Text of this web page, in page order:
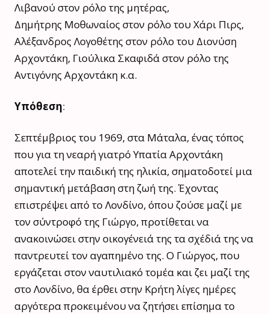
Λιβανού στον ρόλο της μητέρας,
Δημήτρης Μοθωναίος στον ρόλο του Χάρι Πιρς,
Αλέξανδρος Λογοθέτης στον ρόλο του Διονύση
Αρχοντάκη, Γιούλικα Σκαφιδά στον ρόλο της
Αντιγόνης Αρχοντάκη κ.α.
Υπόθεση:
Σεπτέμβριος του 1969, στα Μάταλα, ένας τόπος
που για τη νεαρή γιατρό Υπατία Αρχοντάκη
αποτελεί την παιδική της ηλικία, σηματοδοτεί μια
σημαντική μετάβαση στη ζωή της. Έχοντας
επιστρέψει από το Λονδίνο, όπου ζούσε μαζί με
τον σύντροφό της Γιώργο, προτίθεται να
ανακοινώσει στην οικογένειά της τα σχέδιά της να
παντρευτεί τον αγαπημένο της. Ο Γιώργος, που
εργάζεται στον ναυτιλιακό τομέα και ζει μαζί της
στο Λονδίνο, θα έρθει στην Κρήτη λίγες ημέρες
αργότερα προκειμένου να ζητήσει επίσημα το